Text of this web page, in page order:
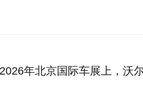
年北京国际车展上，沃